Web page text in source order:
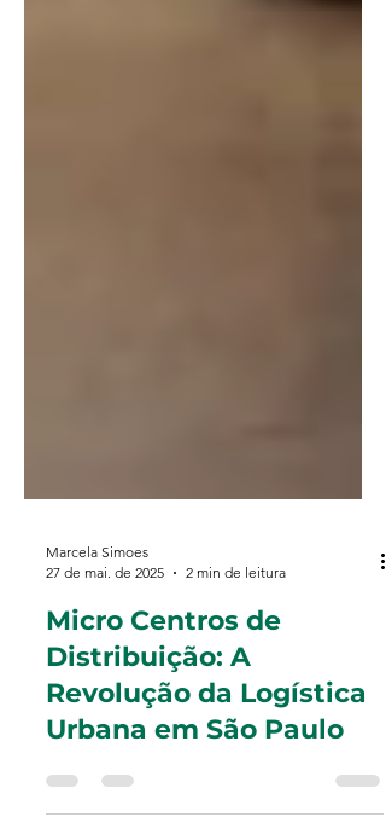
27 de mai. de 2025
2 min de leitura
Micro Centros de
Distribuição: A
Revolução da Logística
Urbana em São Paulo